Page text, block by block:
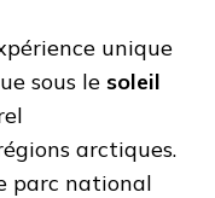
unique
sous le soleil
arctiques.
parc national